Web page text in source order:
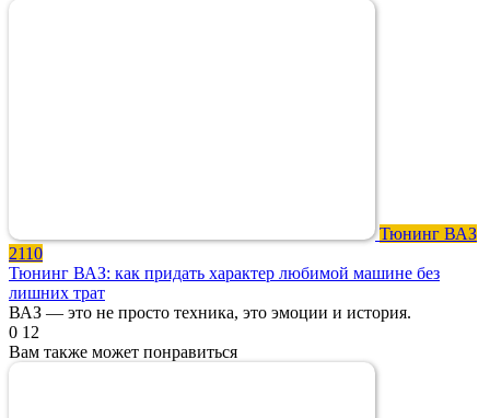
Тюнинг ВАЗ
2110
Тюнинг ВАЗ: как придать характер любимой машине без
лишних трат
ВАЗ — это не просто техника, это эмоции и история.
0 12
Вам также может понравиться